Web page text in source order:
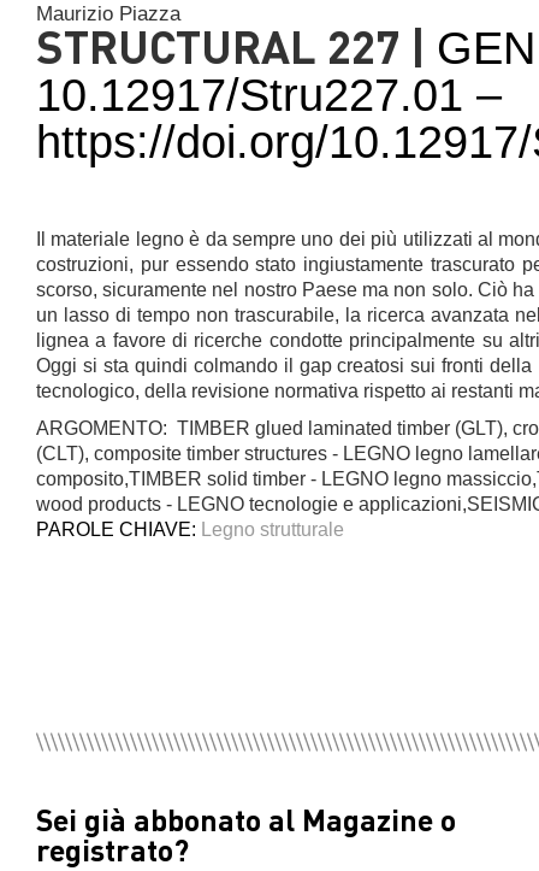
Maurizio Piazza
STRUCTURAL 227 |
10.12917/Stru227.01 –
https://doi.org/
Il materiale legno è da sempre uno dei più utilizzati al
costruzioni, pur essendo stato ingiustamente trascurato
scorso, sicuramente nel nostro Paese ma non solo. Ciò
un lasso di tempo non trascurabile, la ricerca avanzata
lignea a favore di ricerche condotte principalmente su
Oggi si sta quindi colmando il gap creatosi sui fronti della
tecnologico, della revisione normativa rispetto ai restanti
ARGOMENTO: TIMBER glued laminated timber (GLT),
(CLT), composite timber structures - LEGNO legno
composito,TIMBER solid timber - LEGNO legno
wood products - LEGNO tecnologie e
PAROLE CHIAVE: Legno strutturale
Sei già abbonato al Magazine o
registrato?